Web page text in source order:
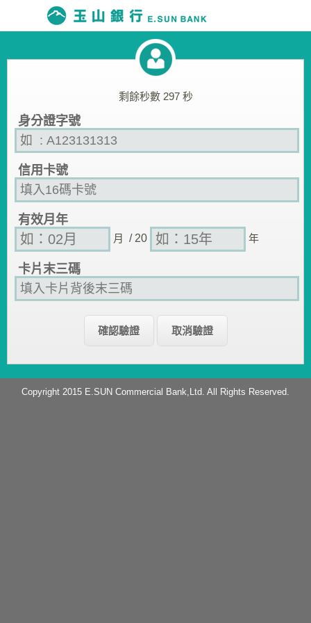
剩餘秒數 297秒
身分證字號
信用卡號
有效月年
月 / 20 年
卡片末三碼
Copyright 2015 E.SUN Commercial Bank,Ltd. All Rights Reserved.